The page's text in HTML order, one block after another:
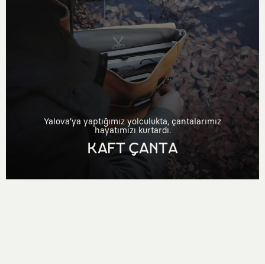
Yalova’ya yaptığımız yolculukta, çantalarımız
hayatımızı kurtardı.
KAFT ÇANTA